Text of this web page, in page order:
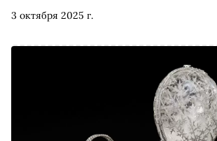
3 октября 2025 г.
проведёт торги на 800 миллионов рублей